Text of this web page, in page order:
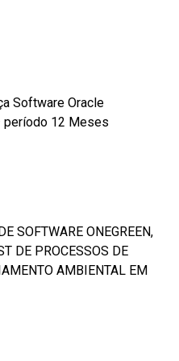
Software Oracle
período 12 Meses
SOFTWARE ONEGREEN,
DE PROCESSOS DE
AMBIENTAL EM